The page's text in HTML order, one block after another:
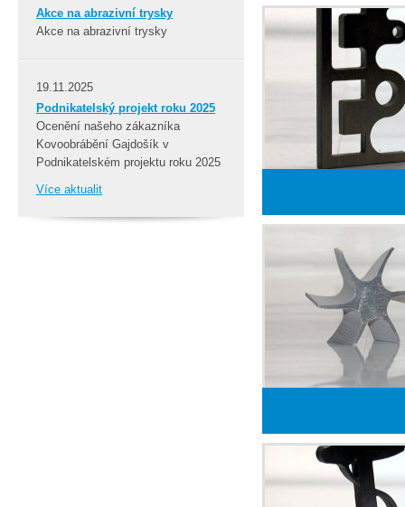
Akce na abrazivní trysky
Akce na abrazivní trysky
19.11.2025
Podnikatelský projekt roku 2025
Ocenění našeho zákazníka
Kovoobrábění Gajdošík v
Podnikatelském projektu roku 2025
Více aktualit